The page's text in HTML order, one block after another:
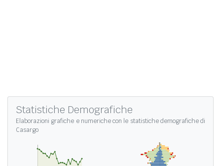
Statistiche Demografiche
Elaborazioni grafiche e numeriche con le statistiche demografiche di
Casargo